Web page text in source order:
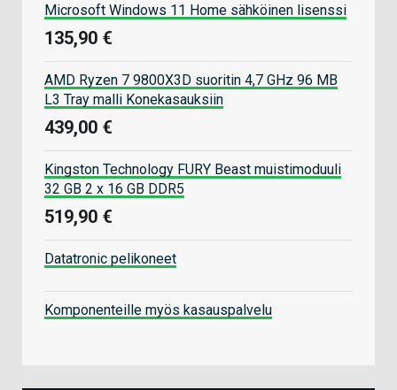
Microsoft Windows 11 Home sähköinen lisenssi
135,90 €
AMD Ryzen 7 9800X3D suoritin 4,7 GHz 96 MB
L3 Tray malli Konekasauksiin
439,00 €
Kingston Technology FURY Beast muistimoduuli
32 GB 2 x 16 GB DDR5
519,90 €
Datatronic pelikoneet
Komponenteille myös kasauspalvelu